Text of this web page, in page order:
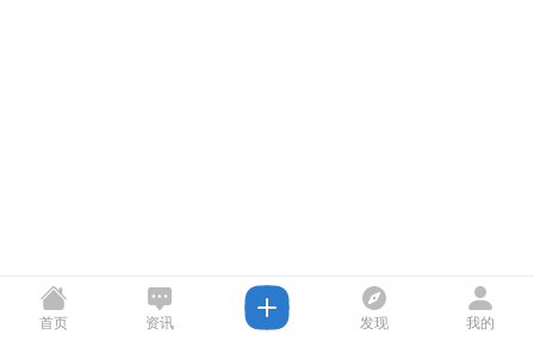
首页 资讯 发现 我的